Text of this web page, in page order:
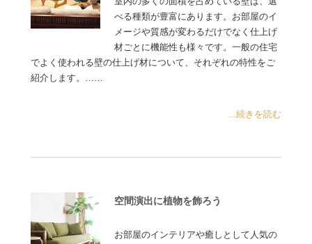
べる種類が豊富にあります。お部屋のイ
メージや質感が変わるだけでなく仕上げ
材ごとに機能性も様々です。一般の住宅
でよく使われる壁の仕上げ材について、それぞれの特性をご
紹介します。……
...続きを読む
空間演出に植物を飾ろう
お部屋のインテリアや癒しとして人気の